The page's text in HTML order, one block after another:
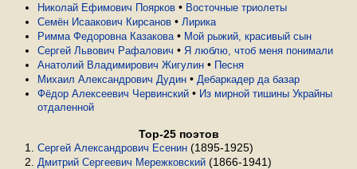
Николай Ефимович Поярков • Восточные триолеты
Семён Исаакович Кирсанов • Лирика
Римма Федоровна Казакова • Мой рыжий, красивый сын
Сергей Львович Рафалович • Я люблю, чтоб меня понимали
Анатолий Владимирович Жигулин • Песня
Михаил Александрович Дудин • Дебаркадер да базар
Фёдор Алексеевич Червинский • Из мирной тишины Украйны
отдаленной
Top-25 поэтов
Сергей Александрович Есенин (1895-1925)
Дмитрий Сергеевич Мережковский (1866-1941)